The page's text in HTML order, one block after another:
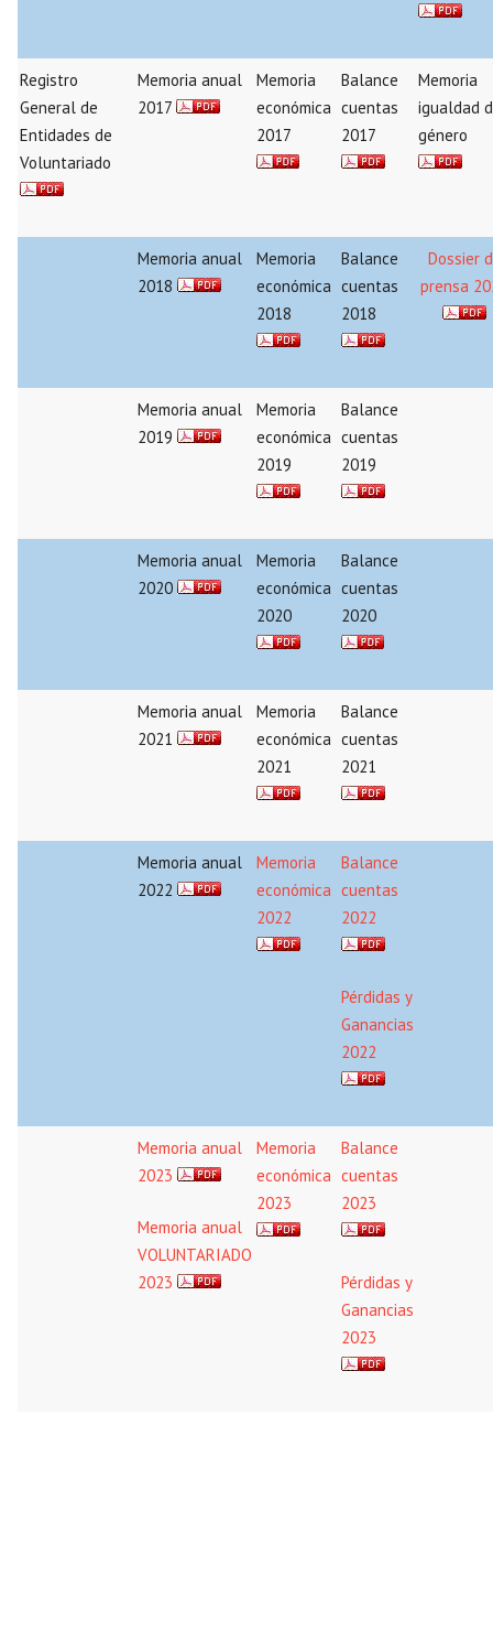
Registro
General de
Entidades de
Voluntariado
Memoria anual
2017
Memoria
económica
2017
Balance
cuentas
2017
Memoria
igualdad
género
Memoria anual
2018
Memoria
económica
2018
Balance
cuentas
2018
Dossier
prensa
Memoria anual
2019
Memoria
económica
2019
Balance
cuentas
2019
Memoria anual
2020
Memoria
económica
2020
Balance
cuentas
2020
Memoria anual
2021
Memoria
económica
2021
Balance
cuentas
2021
Memoria anual
2022
Memoria
económica
2022
Balance
cuentas
2022
Pérdidas y
Ganancias
2022
Memoria anual
2023
Memoria anual
VOLUNTARIADO
2023
Memoria
económica
2023
Balance
cuentas
2023
Pérdidas y
Ganancias
2023